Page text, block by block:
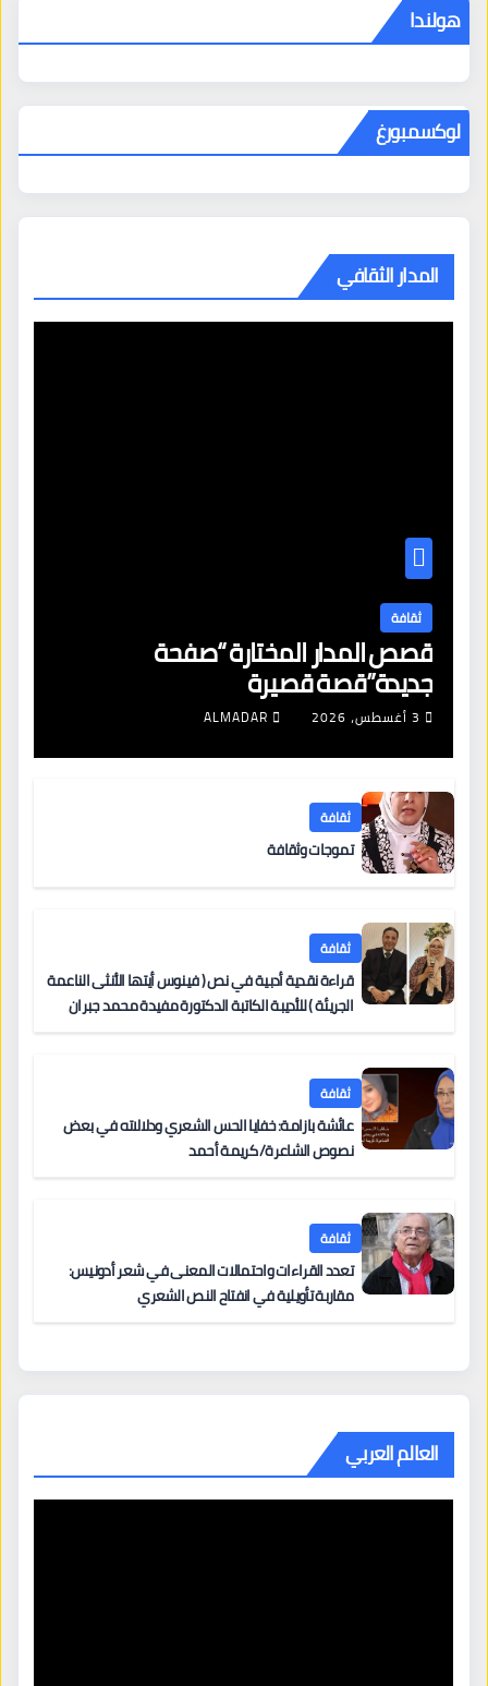
هولندا
لوكسمبورغ
المدار الثقافي
ثقافة
قصص المدار المختارة “صفحة
جديدة”قصة قصيرة
3 أغسطس، 2026 ALMADAR
ثقافة
تموجات وثقافة
ثقافة
قراءة نقدية أدبية في نص ( فينوس أيتها الأنثى الناعمة
الجريئة ) للأديبة الكاتبة الدكتورة مفيدة محمد جبران
ثقافة
عائشة بازامة: خفايا الحس الشعري ودلالاته في بعض
نصوص الشاعرة/ كريمة أحمد
ثقافة
تعدد القراءات واحتمالات المعنى في شعر أدونيس:
مقاربة تأويلية في انفتاح النص الشعري
العالم العربي